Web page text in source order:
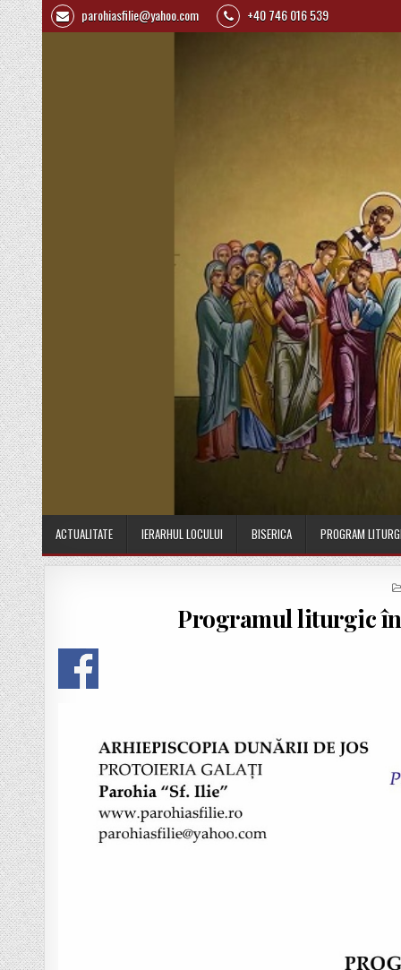
parohiasfilie@yahoo.com +40 746 016 539
ACTUALITATE IERARHUL LOCULUI BISERICA PROGRAM
Programul liturgic în